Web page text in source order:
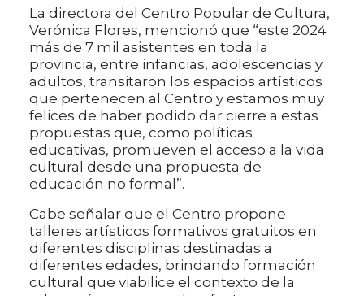
La directora del Centro Popular de Cultura,
Verónica Flores, mencionó que “este 2024
más de 7 mil asistentes en toda la
provincia, entre infancias, adolescencias y
adultos, transitaron los espacios artísticos
que pertenecen al Centro y estamos muy
felices de haber podido dar cierre a estas
propuestas que, como políticas
educativas, promueven el acceso a la vida
cultural desde una propuesta de
educación no formal”.
Cabe señalar que el Centro propone
talleres artísticos formativos gratuitos en
diferentes disciplinas destinadas a
diferentes edades, brindando formación
cultural que viabilice el contexto de la